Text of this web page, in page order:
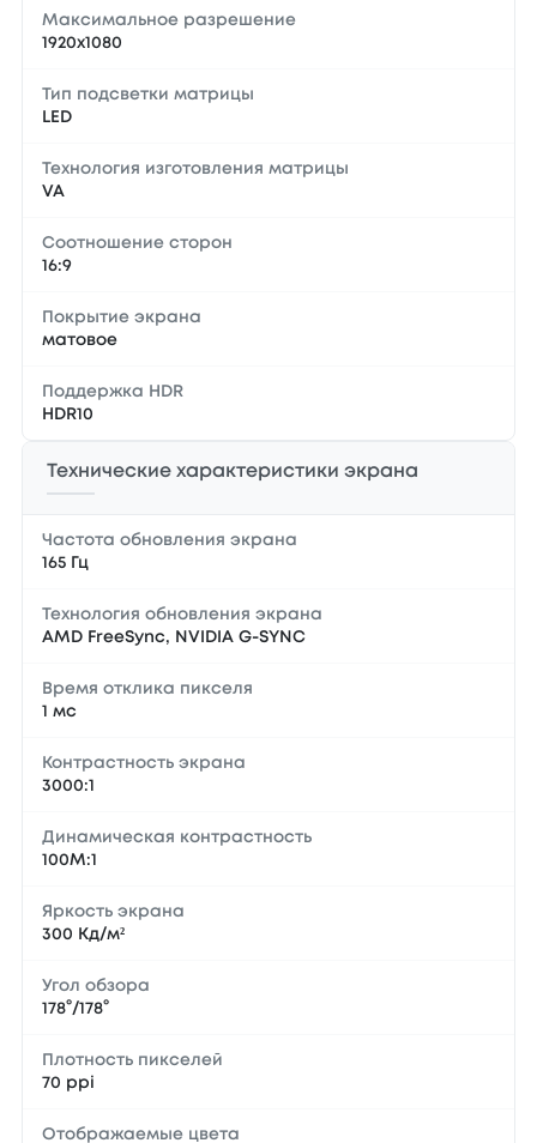
Максимальное разрешение
1920x1080
Тип подсветки матрицы
LED
Технология изготовления матрицы
VA
Соотношение сторон
16:9
Покрытие экрана
матовое
Поддержка HDR
HDR10
Технические характеристики экрана
Частота обновления экрана
165 Гц
Технология обновления экрана
AMD FreeSync, NVIDIA G-SYNC
Время отклика пикселя
1 мс
Контрастность экрана
3000:1
Динамическая контрастность
100М:1
Яркость экрана
300 Кд/м²
Угол обзора
178°/178°
Плотность пикселей
70 ppi
Отображаемые цвета